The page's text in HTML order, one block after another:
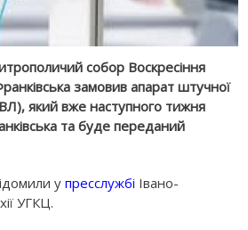
собор Воскресіння
замовив апарат штучної
який вже наступного тижня
та буде переданий
упресслужбі Івано-
УГКЦ.